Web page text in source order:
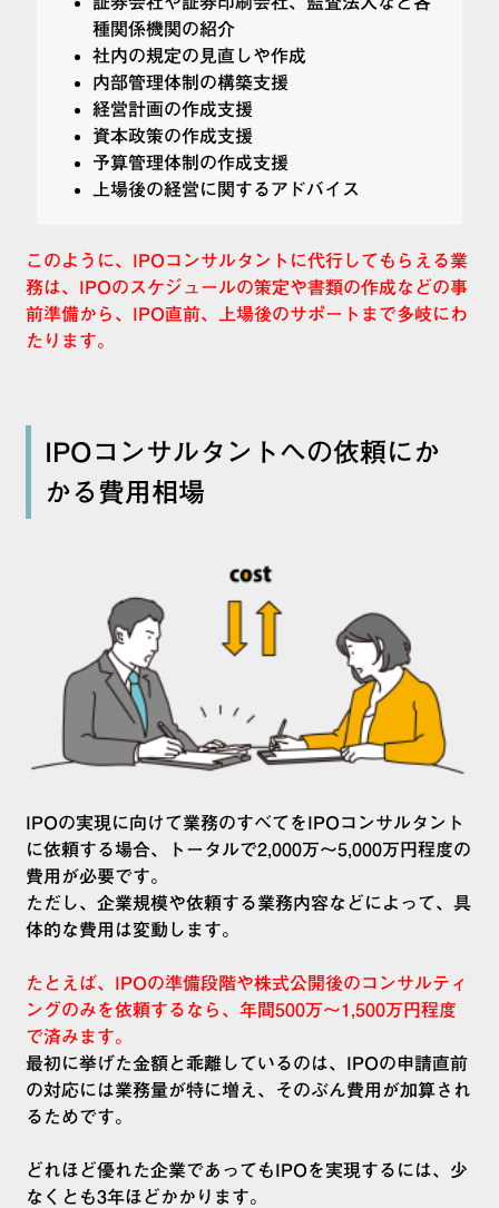
種関係機関の紹介
社内の規定の見直しや作成
内部管理体制の構築支援
経営計画の作成支援
資本政策の作成支援
予算管理体制の作成支援
上場後の経営に関するアドバイス
このように、IPOコンサルタントに代行してもらえる業
務は、IPOのスケジュールの策定や書類の作成などの事
前準備から、IPO直前、上場後のサポートまで多岐にわ
たります。
IPOコンサルタントへの依頼にか
かる費用相場
IPOの実現に向けて業務のすべてをIPOコンサルタント
に依頼する場合、トータルで2,000万～5,000万円程度の
費用が必要です。
ただし、企業規模や依頼する業務内容などによって、具
体的な費用は変動します。
たとえば、IPOの準備段階や株式公開後のコンサルティ
ングのみを依頼するなら、年間500万～1,500万円程度
で済みます。
最初に挙げた金額と乖離しているのは、IPOの申請直前
の対応には業務量が特に増え、そのぶん費用が加算され
るためです。
どれほど優れた企業であってもIPOを実現するには、少
なくとも3年ほどかかります。